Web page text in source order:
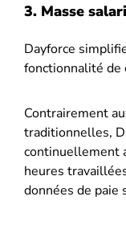
3. Masse
Dayforce
fonctionnalité de
Contrairement
traditionnelles,
continuellement
heures
données de paie